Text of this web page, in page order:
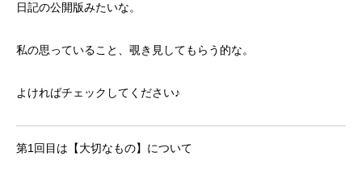
日記の公開版みたいな。
私の思っていること、覗き見してもらう的な。
よければチェックしてください♪
第1回目は【大切なもの】について